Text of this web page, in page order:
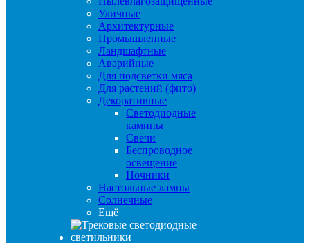
Уличные
Архитектурные
Промышленные
Ландшафтные
Аварийные
Для подсветки мяса
Для растений (фито)
Декоративные
Светодиодные
камины
Свечи
Беспроводное
освещение
Ночники
Настольные лампы
Солнечные
Ещё